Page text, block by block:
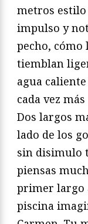
metros estilo
impulso y
pecho, cómo
tiemblan
agua
cada vez
Dos largos
lado de los
sin disimulo
piensas
primer largo
piscina